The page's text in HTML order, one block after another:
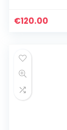
1999
€120.00